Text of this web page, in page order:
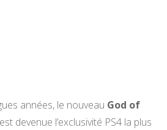
années, le nouveau God of
devenue l’exclusivité PS4 la plus